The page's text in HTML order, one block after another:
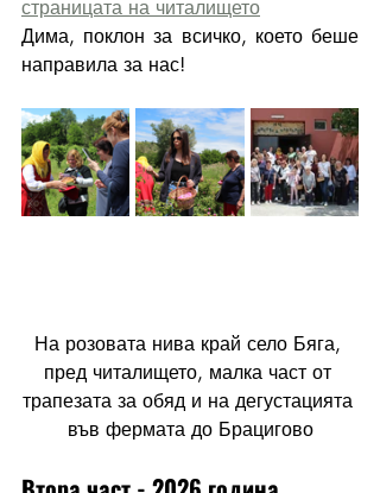
страницата на читалището
Дима, поклон за всичко, което беше
направила за нас!
На розовата нива край село Бяга,
пред читалището, малка част от
трапезата за обяд и на дегустацията
във фермата до Брацигово